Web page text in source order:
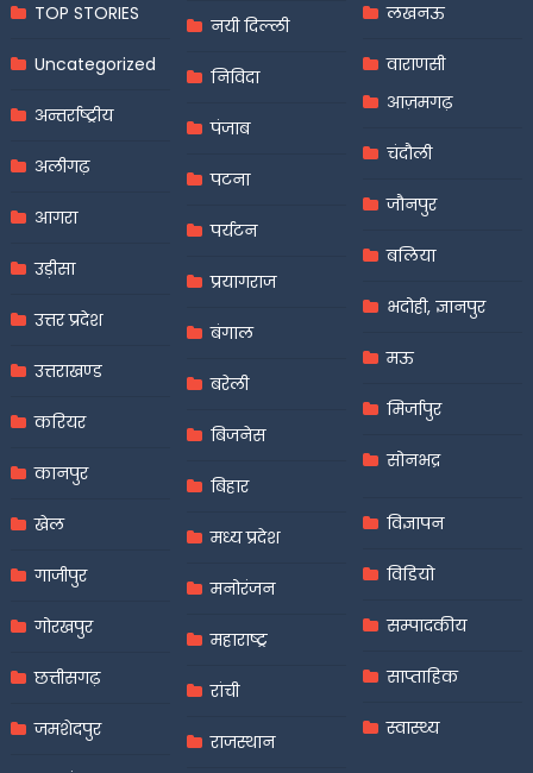
TOP STORIES
Uncategorized
अन्तर्राष्ट्रीय
अलीगढ़
आगरा
उड़ीसा
उत्तर प्रदेश
उत्तराखण्ड
करियर
कानपुर
खेल
गाजीपुर
गोरखपुर
छत्तीसगढ़
जमशेदपुर
नयी दिल्ली
निविदा
पंजाब
पटना
पर्यटन
प्रयागराज
बंगाल
बरेली
बिजनेस
बिहार
मध्य प्रदेश
मनोरंजन
महाराष्ट्र
रांची
राजस्थान
लखनऊ
वाराणसी
आज़मगढ़
चंदौली
जौनपुर
बलिया
भदोही, ज्ञानपुर
मऊ
मिर्जापुर
सोनभद्र
विज्ञापन
विडियो
सम्पादकीय
साप्ताहिक
स्वास्थ्य